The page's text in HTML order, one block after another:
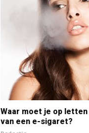
Waar moet je op
van een e-sigaret?